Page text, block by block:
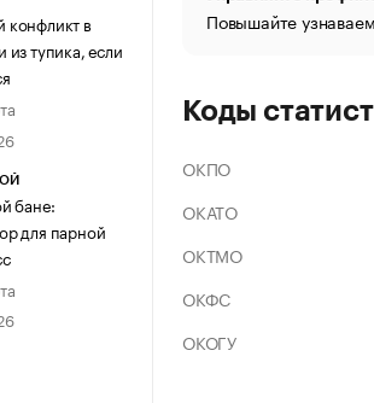
конфликт в
тупика, если
бане:
для парной
Повышайте
Коды
ОКПО
ОКАТО
ОКТМО
ОКФС
ОКОГУ